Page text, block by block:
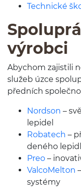
Tech­nické
výrobci
Aby­chom zajis­tili
služeb úzce
před­ních
Nord­son –
lepidel
Robat­ech –
deného
Preo –
Val­coMelton
systémy